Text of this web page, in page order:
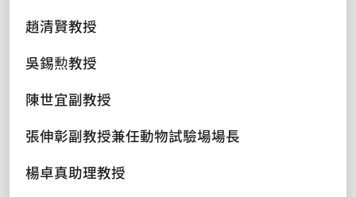
趙清賢教授
吳錫勲教授
陳世宜副教授
張伸彰副教授兼任動物試驗場場長
楊卓真助理教授